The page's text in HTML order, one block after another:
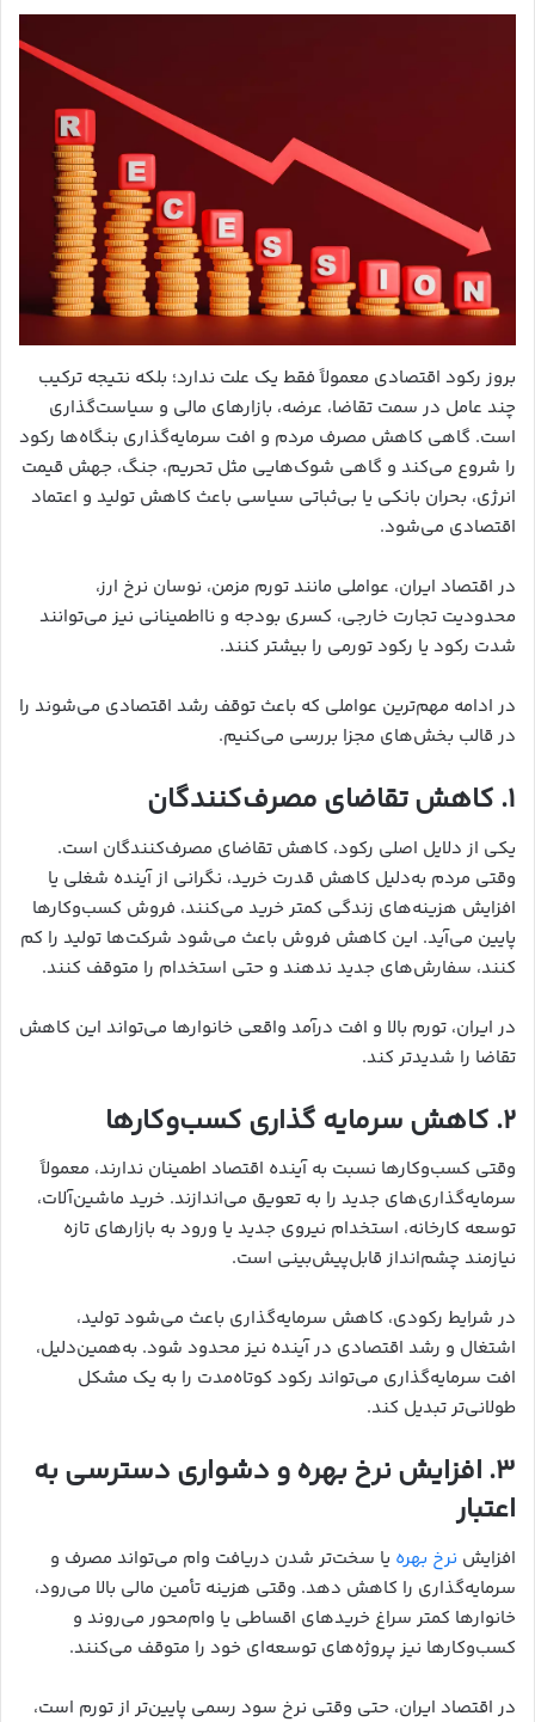
بروز رکود اقتصادی معمولاً فقط یک علت ندارد؛ بلکه نتیجه ترکیب
چند عامل در سمت تقاضا، عرضه، بازارهای مالی و سیاست‌گذاری
است. گاهی کاهش مصرف مردم و افت سرمایه‌گذاری بنگاه‌ها رکود
را شروع می‌کند و گاهی شوک‌هایی مثل تحریم، جنگ، جهش قیمت
انرژی، بحران بانکی یا بی‌ثباتی سیاسی باعث کاهش تولید و اعتماد
اقتصادی می‌شود.
در اقتصاد ایران، عواملی مانند تورم مزمن، نوسان نرخ ارز،
محدودیت تجارت خارجی، کسری بودجه و نااطمینانی نیز می‌توانند
شدت رکود یا رکود تورمی را بیشتر کنند.
در ادامه مهم‌ترین عواملی که باعث توقف رشد اقتصادی می‌شوند را
در قالب بخش‌های مجزا بررسی می‌کنیم.
۱. کاهش تقاضای مصرف‌کنندگان
یکی از دلایل اصلی رکود، کاهش تقاضای مصرف‌کنندگان است.
وقتی مردم به‌دلیل کاهش قدرت خرید، نگرانی از آینده شغلی یا
افزایش هزینه‌های زندگی کمتر خرید می‌کنند، فروش کسب‌وکارها
پایین می‌آید. این کاهش فروش باعث می‌شود شرکت‌ها تولید را کم
کنند، سفارش‌های جدید ندهند و حتی استخدام را متوقف کنند.
در ایران، تورم بالا و افت درآمد واقعی خانوارها می‌تواند این کاهش
تقاضا را شدیدتر کند.
۲. کاهش سرمایه گذاری کسب‌وکارها
وقتی کسب‌وکارها نسبت به آینده اقتصاد اطمینان ندارند، معمولاً
سرمایه‌گذاری‌های جدید را به تعویق می‌اندازند. خرید ماشین‌آلات،
توسعه کارخانه، استخدام نیروی جدید یا ورود به بازارهای تازه
نیازمند چشم‌انداز قابل‌پیش‌بینی است.
در شرایط رکودی، کاهش سرمایه‌گذاری باعث می‌شود تولید،
اشتغال و رشد اقتصادی در آینده نیز محدود شود. به‌همین‌دلیل،
افت سرمایه‌گذاری می‌تواند رکود کوتاه‌مدت را به یک مشکل
طولانی‌تر تبدیل کند.
۳. افزایش نرخ بهره و دشواری دسترسی به
اعتبار
افزایش نرخ بهره یا سخت‌تر شدن دریافت وام می‌تواند مصرف و
سرمایه‌گذاری را کاهش دهد. وقتی هزینه تأمین مالی بالا می‌رود،
خانوارها کمتر سراغ خریدهای اقساطی یا وام‌محور می‌روند و
کسب‌وکارها نیز پروژه‌های توسعه‌ای خود را متوقف می‌کنند.
در اقتصاد ایران، حتی وقتی نرخ سود رسمی پایین‌تر از تورم است،